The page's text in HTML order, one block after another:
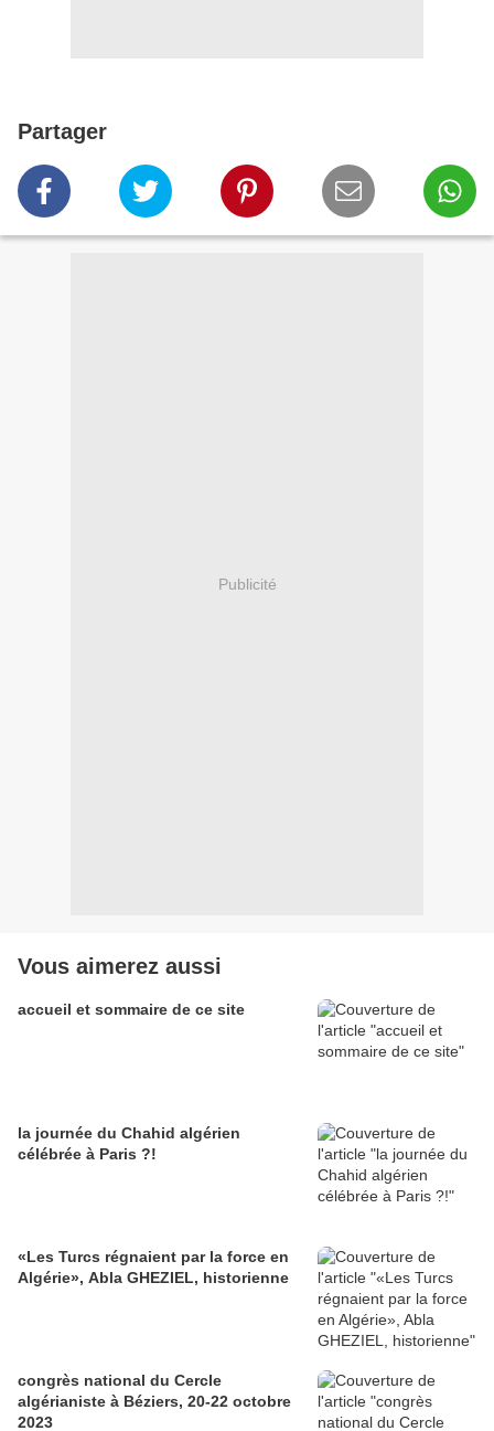
Partager
Publicité
Vous aimerez aussi
accueil et sommaire de ce site
la journée du Chahid algérien
célébrée à Paris ?!
«Les Turcs régnaient par la force en
Algérie», Abla GHEZIEL, historienne
congrès national du Cercle
algérianiste à Béziers, 20-22 octobre
2023